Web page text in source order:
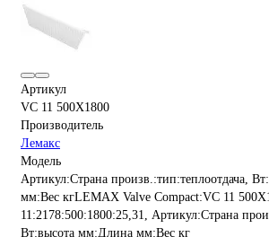
Артикул
VC 11 500X1800
Производитель
Лемакс
Модель
Артикул:Страна произв.:тип:теплоотдача,
мм:Вес кгLEMAX Valve Compact:VC 11
11:2178:500:1800:25,31, Артикул:Страна
Вт:высота мм:Длина мм:Вес кг